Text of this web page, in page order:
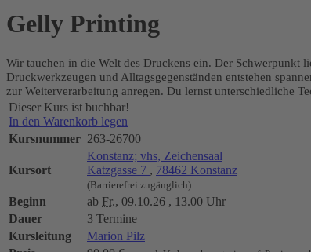
Gelly Printing
Wir tauchen in die Welt des Druckens ein. Der Schwerpunkt
Druckwerkzeugen und Alltagsgegenständen entstehen
zur Weiterverarbeitung anregen. Du lernst unterschiedliche
Dieser Kurs ist buchbar!
In den Warenkorb legen
Kursnummer 263-26700
Kursort
Konstanz; vhs, Zeichensaal
Katzgasse 7 , 78462 Konstanz
(Barrierefrei zugänglich)
Beginn ab Fr., 09.10.26 , 13.00 Uhr
Dauer
3 Termine
Kursleitung
Marion Pilz